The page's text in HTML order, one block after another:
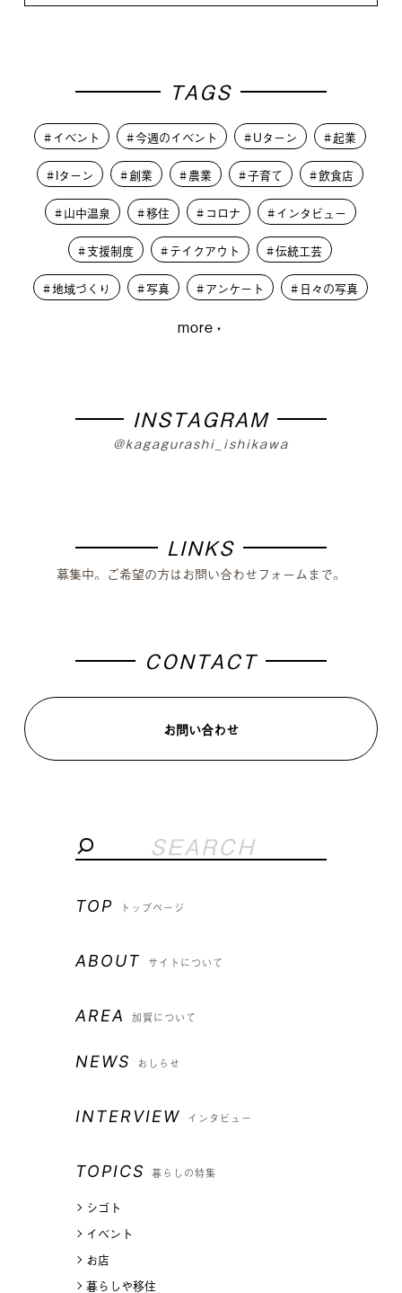
TAGS
イベント 今週のイベント Uターン 起業
Iターン 創業 農業 子育て 飲食店
山中温泉 移住 コロナ インタビュー
支援制度 テイクアウト 伝統工芸
地域づくり 写真 アンケート 日々の写真
PLUSKAGA
more
INSTAGRAM
@kagagurashi_ishikawa
LINKS
募集中。ご希望の方はお問い合わせフォームまで。
CONTACT
お問い合わせ
TOP トップページ
ABOUT サイトについて
AREA 加賀について
NEWS おしらせ
INTERVIEW インタビュー
TOPICS 暮らしの特集
シゴト
イベント
お店
暮らしや移住